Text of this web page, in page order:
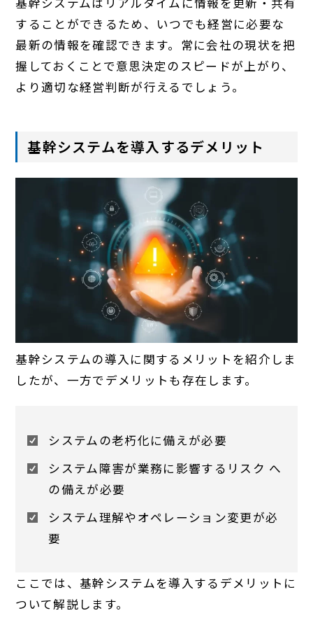
することができるため、いつでも経営に必要な
最新の情報を確認できます。常に会社の現状を把
握しておくことで意思決定のスピードが上がり、
より適切な経営判断が行えるでしょう。
基幹システムを導入するデメリット
基幹システムの導入に関するメリットを紹介しま
したが、一方でデメリットも存在します。
システムの老朽化に備えが必要
システム障害が業務に影響するリスク へ
の備えが必要
システム理解やオペレーション変更が必
要
ここでは、基幹システムを導入するデメリットに
ついて解説します。